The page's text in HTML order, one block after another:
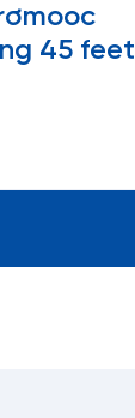
45 feet